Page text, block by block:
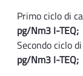
Primo ciclo di
pg/Nm3 I-TEQ;
Secondo ciclo
pg/Nm3 I-TEQ;